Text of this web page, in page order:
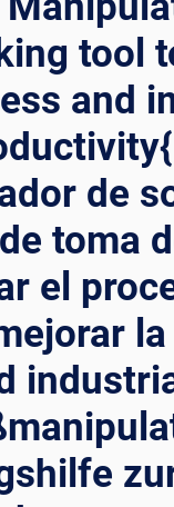
tool
and
de
toma
el
la